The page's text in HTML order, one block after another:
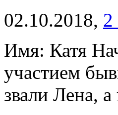
02.10.2018, 2
Имя: Катя
участием
звали Лена,